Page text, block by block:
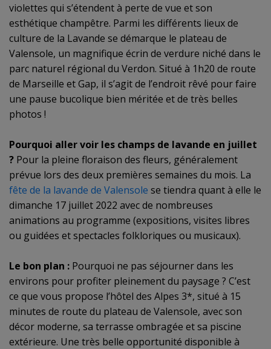
violettes qui s’étendent à perte de vue et son
esthétique champêtre. Parmi les différents lieux de
culture de la Lavande se démarque le plateau de
Valensole, un magnifique écrin de verdure niché dans le
parc naturel régional du Verdon. Situé à 1h20 de route
de Marseille et Gap, il s’agit de l’endroit rêvé pour faire
une pause bucolique bien méritée et de très belles
photos !
Pourquoi aller voir les champs de lavande en juillet
? Pour la pleine floraison des fleurs, généralement
prévue lors des deux premières semaines du mois. La
fête de la lavande de Valensole se tiendra quant à elle le
dimanche 17 juillet 2022 avec de nombreuses
animations au programme (expositions, visites libres
ou guidées et spectacles folkloriques ou musicaux).
Le bon plan : Pourquoi ne pas séjourner dans les
environs pour profiter pleinement du paysage ? C’est
ce que vous propose l’hôtel des Alpes 3*, situé à 15
minutes de route du plateau de Valensole, avec son
décor moderne, sa terrasse ombragée et sa piscine
extérieure. Une très belle opportunité disponible à